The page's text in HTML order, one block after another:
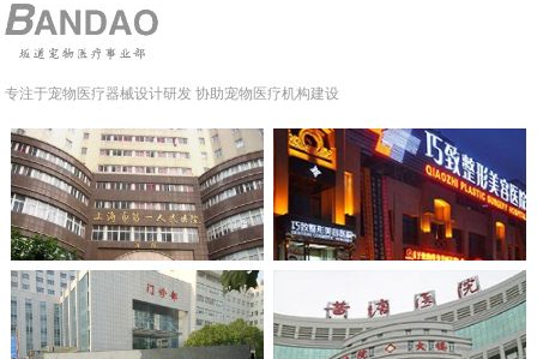
专注于宠物医疗器械设计研发 协助宠物医疗机构建设